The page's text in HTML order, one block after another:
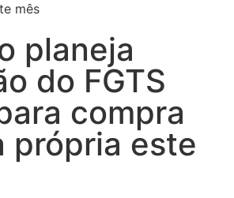
mês
planeja
do FGTS
compra
própria este